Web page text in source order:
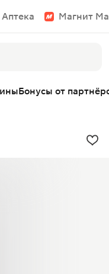
Аптека Магнит
Бонусы от